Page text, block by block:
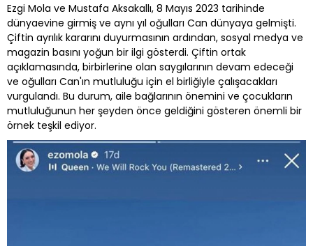
Ezgi Mola ve Mustafa Aksakallı, 8 Mayıs 2023 tarihinde
dünyaevine girmiş ve aynı yıl oğulları Can dünyaya gelmişti.
Çiftin ayrılık kararını duyurmasının ardından, sosyal medya ve
magazin basını yoğun bir ilgi gösterdi. Çiftin ortak
açıklamasında, birbirlerine olan saygılarının devam edeceği
ve oğulları Can'ın mutluluğu için el birliğiyle çalışacakları
vurgulandı. Bu durum, aile bağlarının önemini ve çocukların
mutluluğunun her şeyden önce geldiğini gösteren önemli bir
örnek teşkil ediyor.